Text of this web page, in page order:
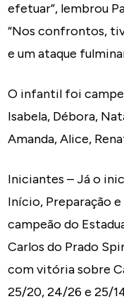
efetuar”, lembrou
“Nos confrontos,
e um ataque
O infantil foi
Isabela, Débora,
Amanda, Alice,
Iniciantes – Já o
Início, Preparação
campeão do
Carlos do Prado
com vitória sobre
25/20, 24/26 e 25/